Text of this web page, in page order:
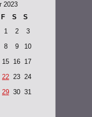
2023
F S
S
1
2
3
8 9
10
15 16 17
22 23 24
29 30 31